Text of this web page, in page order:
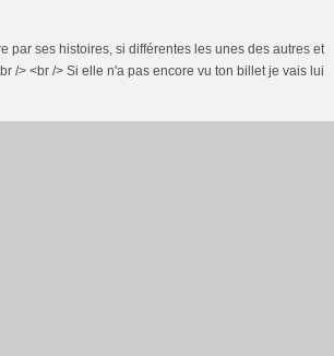
par ses histoires, si différentes les unes des autres et
/> <br /> Si elle n'a pas encore vu ton billet je vais lui